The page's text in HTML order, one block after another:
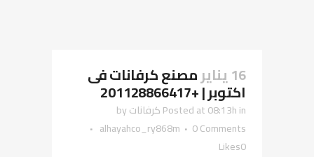
16 يناير مصنع كرفانات فى
اكتوبر | +201128866417
Posted at 08:13hin كرفاناتby
alhayahco_ry868m
0 Comments
0
Likes